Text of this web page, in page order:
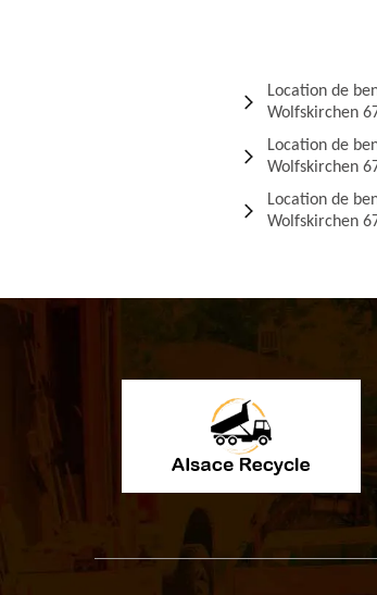
Location de
Wolfskirchen
Location de
Wolfskirchen
Location de
Wolfskirchen